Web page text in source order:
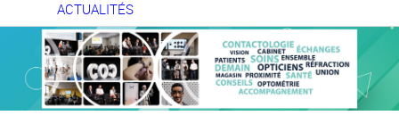
ACTUALITÉS